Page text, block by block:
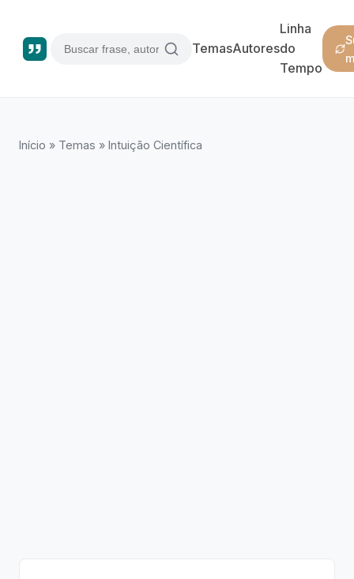
TemasAutores
Linha
do
Tempo
Início » Temas » Intuição Científica